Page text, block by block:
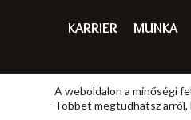
KARRIER MUNKA
A weboldalon a minőségi
Többet megtudhatsz